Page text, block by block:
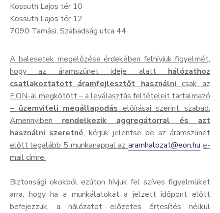
Kossuth Lajos tér 10
Kossuth Lajos tér 12
7090 Tamási, Szabadság utca 44
A balesetek megelőzése érdekében felhívjuk figyelmét,
hogy az áramszünet ideje alatt hálózathoz
csatlakoztatott áramfejlesztőt használni csak az
E.ON-al megkötött – a leválasztás feltételeit tartalmazó
– üzemviteli megállapodás előírásai szerint szabad.
Amennyiben rendelkezik aggregátorral és azt
használni szeretné, kérjük jelentse be az áramszünet
előtt legalább 5 munkanappal azaramhalozat@eon.hu e-
mail címre.
Biztonsági okokból ezúton hívjuk fel szíves figyelmüket
arra, hogy ha a munkálatokat a jelzett időpont előtt
befejezzük, a hálózatot előzetes értesítés nélkül